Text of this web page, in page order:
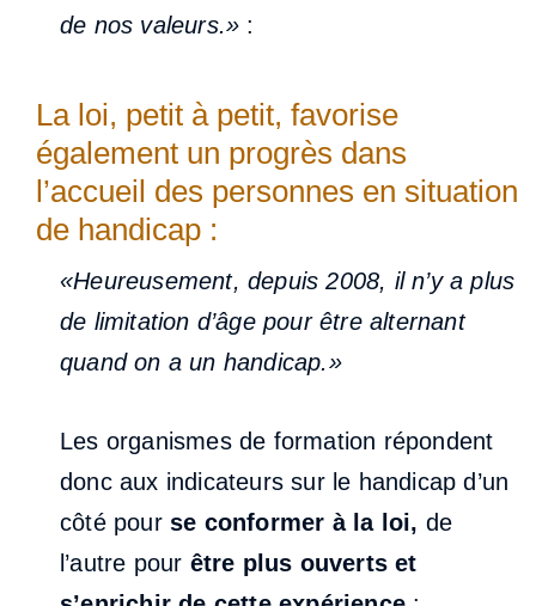
de nos valeurs.» :
La loi, petit à petit, favorise
également un progrès dans
l’accueil des personnes en situation
de handicap :
«Heureusement, depuis 2008, il n’y a plus
de limitation d’âge pour être alternant
quand on a un handicap.»
Les organismes de formation répondent
donc aux indicateurs sur le handicap d’un
côté pour se conformer à la loi, de
l’autre pour être plus ouverts et